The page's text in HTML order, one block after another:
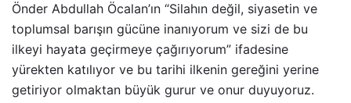
Önder Abdullah Öcalan’ın “Silahın değil, siyasetin ve
toplumsal barışın gücüne inanıyorum ve sizi de bu
ilkeyi hayata geçirmeye çağırıyorum” ifadesine
yürekten katılıyor ve bu tarihi ilkenin gereğini yerine
getiriyor olmaktan büyük gurur ve onur duyuyoruz.